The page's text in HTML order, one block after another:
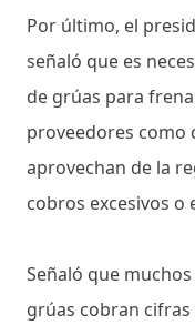
Por último, el
señaló que es
de grúas para
proveedores como
aprovechan de la
cobros excesivos
Señaló que
grúas cobran